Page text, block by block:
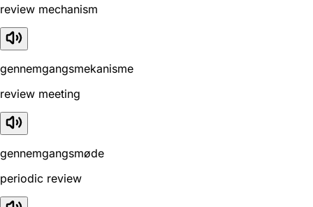
review mechanism
gennemgangsmekanisme
review meeting
gennemgangsmøde
periodic review